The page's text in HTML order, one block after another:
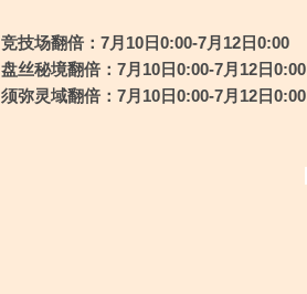
竞技场翻倍：7月10日0:00-7月12日0:00
盘丝秘境翻倍：7月10日0:00-7月12日0:00
须弥灵域翻倍：7月10日0:00-7月12日0:00